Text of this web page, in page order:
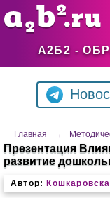
А2Б2 -
Главная →
Презентация
развитие
Автор: